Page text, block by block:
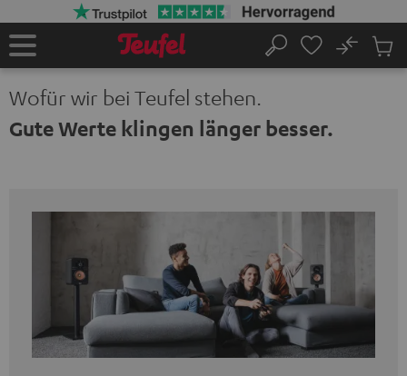
Startseite
Suche
No
Wofür wir bei Teufel stehen.
Gute Werte klingen länger besser.